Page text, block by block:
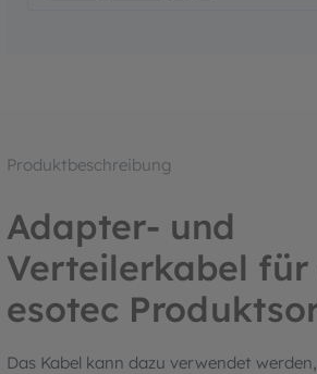
Produktbeschreibung
Adapter- und
Verteilerkabel für
esotec
Das Kabel kann dazu verwendet